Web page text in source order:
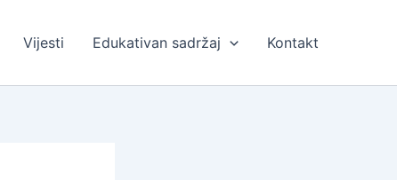
Vijesti Edukativan sadržaj Kontakt